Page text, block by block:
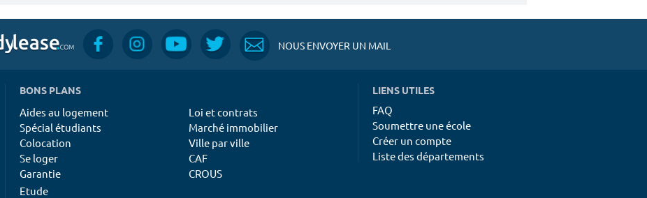
NOUS ENVOYER UN MAIL
BONS PLANS
Aides au logement
Spécial étudiants
Colocation
Se loger
Garantie
Loi et contrats
Marché immobilier
Ville par ville
CAF
CROUS
Etude
LIENS UTILES
FAQ
Soumettre une école
Créer un compte
Liste des départements